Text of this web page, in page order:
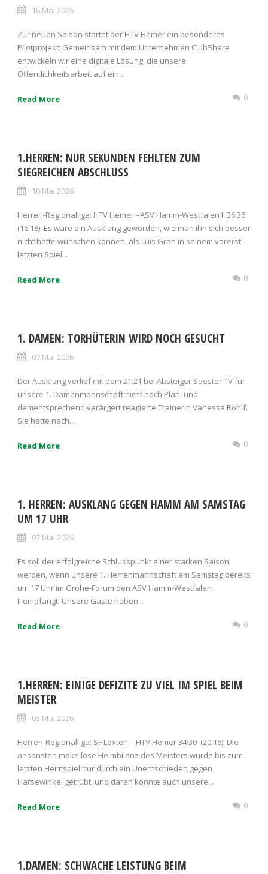
16 Mai 2026
Zur neuen Saison startet der HTV Hemer ein besonderes
Pilotprojekt: Gemeinsam mit dem Unternehmen ClubShare
entwickeln wir eine digitale Lösung, die unsere
Öffentlichkeitsarbeit auf ein...
Read More 0
1.HERREN: NUR SEKUNDEN FEHLTEN ZUM
SIEGREICHEN ABSCHLUSS
10 Mai 2026
Herren-Regionalliga: HTV Hemer –ASV Hamm-Westfalen II 36:36
(16:18). Es wäre ein Ausklang geworden, wie man ihn sich besser
nicht hätte wünschen können, als Luis Gran in seinem vorerst
letzten Spiel...
Read More 0
1. DAMEN: TORHÜTERIN WIRD NOCH GESUCHT
07 Mai 2026
Der Ausklang verlief mit dem 21:21 bei Absteiger Soester TV für
unsere 1. Damenmannschaft nicht nach Plan, und
dementsprechend verärgert reagierte Trainerin Vanessa Rohlf.
Sie hatte nach...
Read More 0
1. HERREN: AUSKLANG GEGEN HAMM AM SAMSTAG
UM 17 UHR
07 Mai 2026
Es soll der erfolgreiche Schlusspunkt einer starken Saison
werden, wenn unsere 1. Herrenmannschaft am Samstag bereits
um 17 Uhr im Grohe-Forum den ASV Hamm-Westfalen
II empfängt. Unsere Gäste haben...
Read More 0
1.HERREN: EINIGE DEFIZITE ZU VIEL IM SPIEL BEIM
MEISTER
03 Mai 2026
Herren-Regionalliga: SF Loxten – HTV Hemer 34:30 (20:16). Die
ansonsten makellose Heimbilanz des Meisters wurde bis zum
letzten Heimspiel nur durch ein Unentschieden gegen
Harsewinkel getrübt, und daran konnte auch unsere...
Read More 0
1.DAMEN: SCHWACHE LEISTUNG BEIM